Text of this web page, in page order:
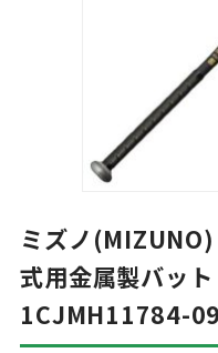
ミズノ
式用金属製バッ
1CJMH11784-09